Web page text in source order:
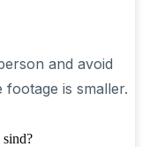
and avoid
is smaller.